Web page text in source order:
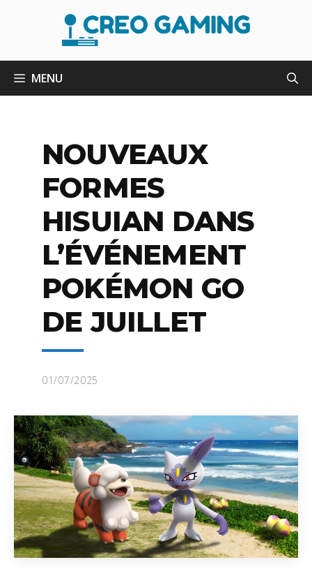
MENU
NOUVEAUX
FORMES
HISUIAN DANS
L’ÉVÉNEMENT
POKÉMON GO
DE JUILLET
01/07/2025